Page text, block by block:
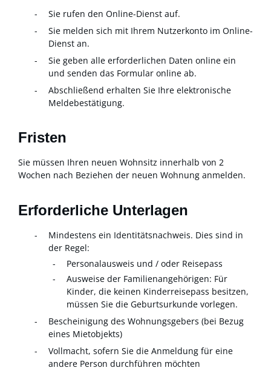
Sie rufen den Online-Dienst auf.
Sie melden sich mit Ihrem Nutzerkonto im Online-
Dienst an.
Sie geben alle erforderlichen Daten online ein
und senden das Formular online ab.
Abschließend erhalten Sie Ihre elektronische
Meldebestätigung.
Fristen
Sie müssen Ihren neuen Wohnsitz innerhalb von 2
Wochen nach Beziehen der neuen Wohnung anmelden.
Erforderliche Unterlagen
Mindestens ein Identitätsnachweis. Dies sind in
der Regel:
Personalausweis und / oder Reisepass
Ausweise der Familienangehörigen: Für
Kinder, die keinen Kinderreisepass besitzen,
müssen Sie die Geburtsurkunde vorlegen.
Bescheinigung des Wohnungsgebers (bei Bezug
eines Mietobjekts)
Vollmacht, sofern Sie die Anmeldung für eine
andere Person durchführen möchten